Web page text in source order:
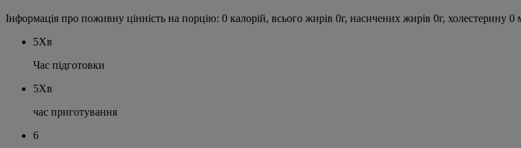
Інформація про поживну цінність на порцію: 0 калорій, всього жирів 0г, насичених жирів 0г, холестерину 0
5Хв
Час підготовки
5Хв
час приготування
6